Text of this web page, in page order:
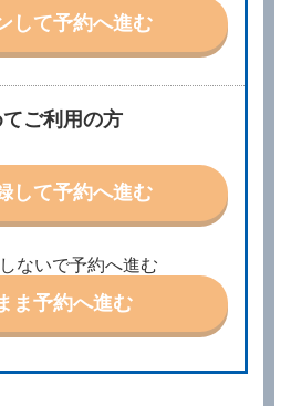
「借受条件」といいます。）を明
を行うことができます。なお、当
に電子メールによる予約に応じま
とします。
予約の申込みがあったときは、原
有するレンタカーの範囲内で予約
き、別に定める予約申込金を支払
項の借受条件を変更しようとする
社の承諾を受けなければならな
等）
ご利用の方
して予約へ進む
ないで予約へ進む
ま予約へ進む
して予約へ進む